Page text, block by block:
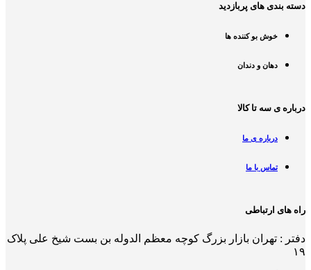
دسته بندی های پربازدید
خوش بو کننده ها
دهان و دندان
درباره ی سه تا کالا
درباره ی ما
تماس با ما
راه های ارتباطی
دفتر : تهران بازار بزرگ کوچه معظم الدوله بن بست شیخ علی پلاک
۱۹